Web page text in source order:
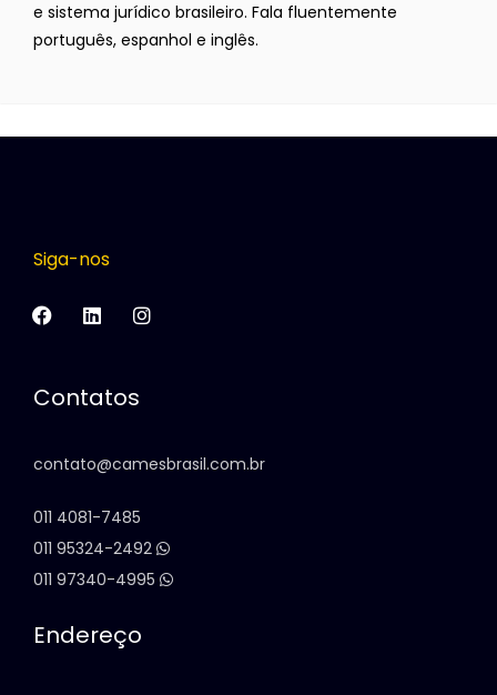
e sistema jurídico brasileiro. Fala fluentemente
português, espanhol e inglês.
Siga-nos
Contatos
contato@camesbrasil.com.br
011 4081-7485
011 95324-2492
011 97340-4995
Endereço